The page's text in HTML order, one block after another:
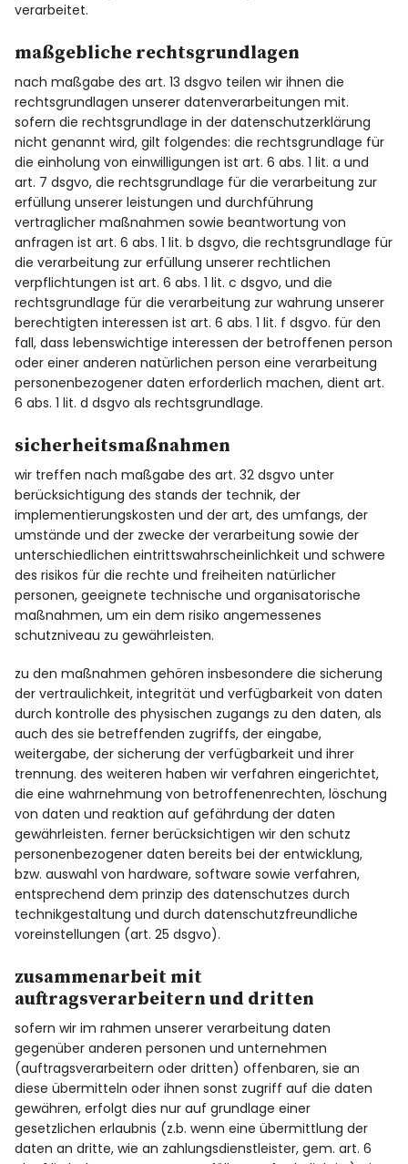
verarbeitet.
maßgebliche rechtsgrundlagen
nach maßgabe des art. 13 dsgvo teilen wir ihnen die
rechtsgrundlagen unserer datenverarbeitungen mit.
sofern die rechtsgrundlage in der datenschutzerklärung
nicht genannt wird, gilt folgendes: die rechtsgrundlage für
die einholung von einwilligungen ist art. 6 abs. 1 lit. a und
art. 7 dsgvo, die rechtsgrundlage für die verarbeitung zur
erfüllung unserer leistungen und durchführung
vertraglicher maßnahmen sowie beantwortung von
anfragen ist art. 6 abs. 1 lit. b dsgvo, die rechtsgrundlage für
die verarbeitung zur erfüllung unserer rechtlichen
verpflichtungen ist art. 6 abs. 1 lit. c dsgvo, und die
rechtsgrundlage für die verarbeitung zur wahrung unserer
berechtigten interessen ist art. 6 abs. 1 lit. f dsgvo. für den
fall, dass lebenswichtige interessen der betroffenen person
oder einer anderen natürlichen person eine verarbeitung
personenbezogener daten erforderlich machen, dient art.
6 abs. 1 lit. d dsgvo als rechtsgrundlage.
sicherheitsmaßnahmen
wir treffen nach maßgabe des art. 32 dsgvo unter
berücksichtigung des stands der technik, der
implementierungskosten und der art, des umfangs, der
umstände und der zwecke der verarbeitung sowie der
unterschiedlichen eintrittswahrscheinlichkeit und schwere
des risikos für die rechte und freiheiten natürlicher
personen, geeignete technische und organisatorische
maßnahmen, um ein dem risiko angemessenes
schutzniveau zu gewährleisten.
zu den maßnahmen gehören insbesondere die sicherung
der vertraulichkeit, integrität und verfügbarkeit von daten
durch kontrolle des physischen zugangs zu den daten, als
auch des sie betreffenden zugriffs, der eingabe,
weitergabe, der sicherung der verfügbarkeit und ihrer
trennung. des weiteren haben wir verfahren eingerichtet,
die eine wahrnehmung von betroffenenrechten, löschung
von daten und reaktion auf gefährdung der daten
gewährleisten. ferner berücksichtigen wir den schutz
personenbezogener daten bereits bei der entwicklung,
bzw. auswahl von hardware, software sowie verfahren,
entsprechend dem prinzip des datenschutzes durch
technikgestaltung und durch datenschutzfreundliche
voreinstellungen (art. 25 dsgvo).
zusammenarbeit mit
auftragsverarbeitern und dritten
sofern wir im rahmen unserer verarbeitung daten
gegenüber anderen personen und unternehmen
(auftragsverarbeitern oder dritten) offenbaren, sie an
diese übermitteln oder ihnen sonst zugriff auf die daten
gewähren, erfolgt dies nur auf grundlage einer
gesetzlichen erlaubnis (z.b. wenn eine übermittlung der
daten an dritte, wie an zahlungsdienstleister, gem. art. 6